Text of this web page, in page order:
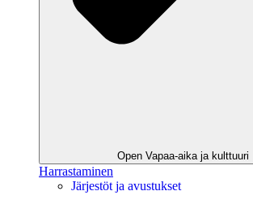
Open Vapaa-aika ja kulttuuri
Harrastaminen
Järjestöt ja avustukset